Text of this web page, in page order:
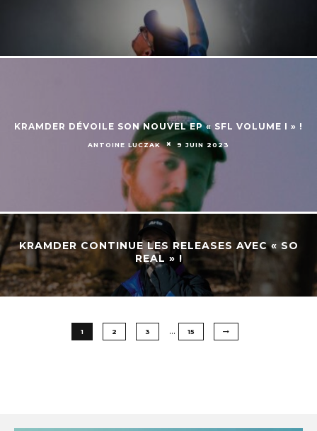
KRAMDER DÉVOILE SON NOUVEL EP « SFL VOLUME I » !
ANTOINE LUCZAK 9 JUIN 2023
KRAMDER CONTINUE LES RELEASES AVEC « SO
REAL » !
1 2 3 … 15